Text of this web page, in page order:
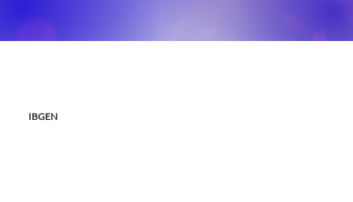
IBGEN